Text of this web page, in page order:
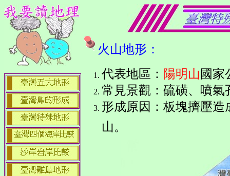
火山地形 ：
代表地區 ： 陽明山國家
常見景觀： 硫磺、噴氣
形成原因：板塊擠壓
山。